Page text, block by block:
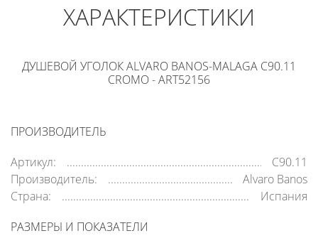
ХАРАКТЕРИСТИКИ
ДУШЕВОЙ УГОЛОК ALVARO BANOS-MALAGA C90.11
CROMO - ART52156
ПРОИЗВОДИТЕЛЬ
Артикул:
C90.11
Производитель:
Alvaro Banos
Страна:
Испания
РАЗМЕРЫ И ПОКАЗАТЕЛИ